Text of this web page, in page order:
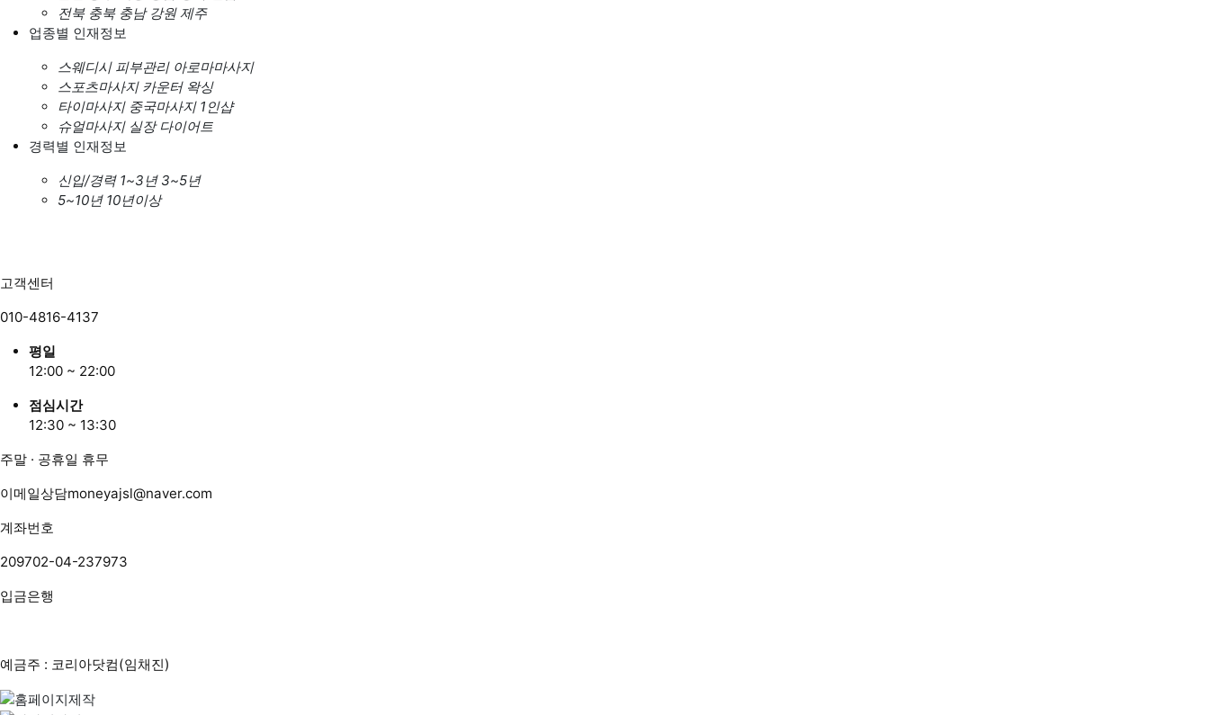
전북 충북 충남 강원 제주
업종별 인재정보
스웨디시 피부관리 아로마마사지
스포츠마사지 카운터 왁싱
타이마사지 중국마사지 1인샵
슈얼마사지 실장 다이어트
경력별 인재정보
신입/경력 1~3년 3~5년
5~10년 10년이상
고객센터
010-4816-4137
평일
12:00 ~ 22:00
점심시간
12:30 ~ 13:30
주말 · 공휴일 휴무
이메일상담moneyajsl@naver.com
계좌번호
209702-04-237973
입금은행
예금주 : 코리아닷컴(임채진)